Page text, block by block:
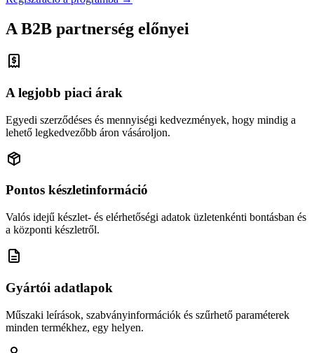
A B2B partnerség előnyei
A legjobb piaci árak
Egyedi szerződéses és mennyiségi kedvezmények, hogy mindig a
lehető legkedvezőbb áron vásároljon.
Pontos készletinformáció
Valós idejű készlet- és elérhetőségi adatok üzletenkénti bontásban és
a központi készletről.
Gyártói adatlapok
Műszaki leírások, szabványinformációk és szűrhető paraméterek
minden termékhez, egy helyen.